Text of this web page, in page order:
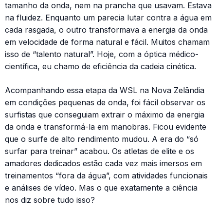
tamanho da onda, nem na prancha que usavam. Estava
na fluidez. Enquanto um parecia lutar contra a água em
cada rasgada, o outro transformava a energia da onda
em velocidade de forma natural e fácil. Muitos chamam
isso de “talento natural”. Hoje, com a óptica médico-
científica, eu chamo de eficiência da cadeia cinética.
Acompanhando essa etapa da WSL na Nova Zelândia
em condições pequenas de onda, foi fácil observar os
surfistas que conseguiam extrair o máximo da energia
da onda e transformá-la em manobras. Ficou evidente
que o surfe de alto rendimento mudou. A era do “só
surfar para treinar” acabou. Os atletas de elite e os
amadores dedicados estão cada vez mais imersos em
treinamentos “fora da água”, com atividades funcionais
e análises de vídeo. Mas o que exatamente a ciência
nos diz sobre tudo isso?